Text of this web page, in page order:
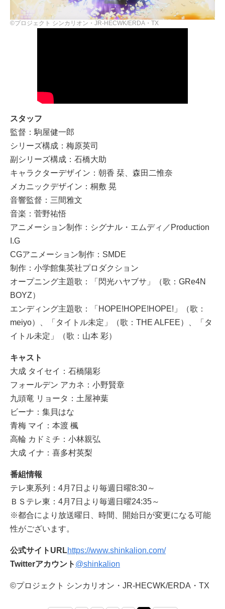
©プロジェクト シンカリオン・JR-HECWK/ERDA・TX
スタッフ
監督：駒屋健一郎
シリーズ構成：梅原英司
副シリーズ構成：石橋大助
キャラクターデザイン：朝香 栞、森田二惟奈
メカニックデザイン：桐敷 晃
音響監督：三間雅文
音楽：菅野祐悟
アニメーション制作：シグナル・エムディ／Production
I.G
CGアニメーション制作：SMDE
制作：小学館集英社プロダクション
オープニング主題歌：「閃光ハヤブサ」（歌：GRe4N
BOYZ）
エンディング主題歌：「HOPE!HOPE!HOPE!」（歌：
meiyo）、「タイトル未定」（歌：THE ALFEE）、「タ
イトル未定」（歌：山本 彩）
キャスト
大成 タイセイ：石橋陽彩
フォールデン アカネ：小野賢章
九頭竜 リョータ：土屋神葉
ビーナ：集貝はな
青梅 マイ：本渡 楓
高輪 カドミチ：小林親弘
大成 イナ：喜多村英梨
番組情報
テレ東系列：4月7日より毎週日曜8:30～
ＢＳテレ東：4月7日より毎週日曜24:35～
※都合により放送曜日、時間、開始日が変更になる可能
性がございます。
公式サイトURLhttps://www.shinkalion.com/
Twitterアカウント @shinkalion
©プロジェクト シンカリオン・JR-HECWK/ERDA・TX